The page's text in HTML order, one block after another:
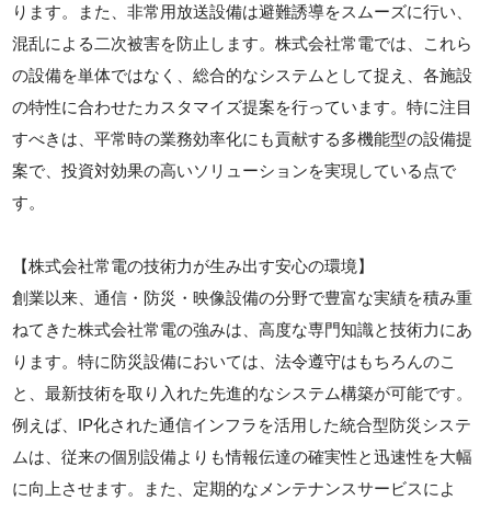
ります。また、非常用放送設備は避難誘導をスムーズに行い、
混乱による二次被害を防止します。株式会社常電では、これら
の設備を単体ではなく、総合的なシステムとして捉え、各施設
の特性に合わせたカスタマイズ提案を行っています。特に注目
すべきは、平常時の業務効率化にも貢献する多機能型の設備提
案で、投資対効果の高いソリューションを実現している点で
す。
【株式会社常電の技術力が生み出す安心の環境】
創業以来、通信・防災・映像設備の分野で豊富な実績を積み重
ねてきた株式会社常電の強みは、高度な専門知識と技術力にあ
ります。特に防災設備においては、法令遵守はもちろんのこ
と、最新技術を取り入れた先進的なシステム構築が可能です。
例えば、IP化された通信インフラを活用した統合型防災システ
ムは、従来の個別設備よりも情報伝達の確実性と迅速性を大幅
に向上させます。また、定期的なメンテナンスサービスによ